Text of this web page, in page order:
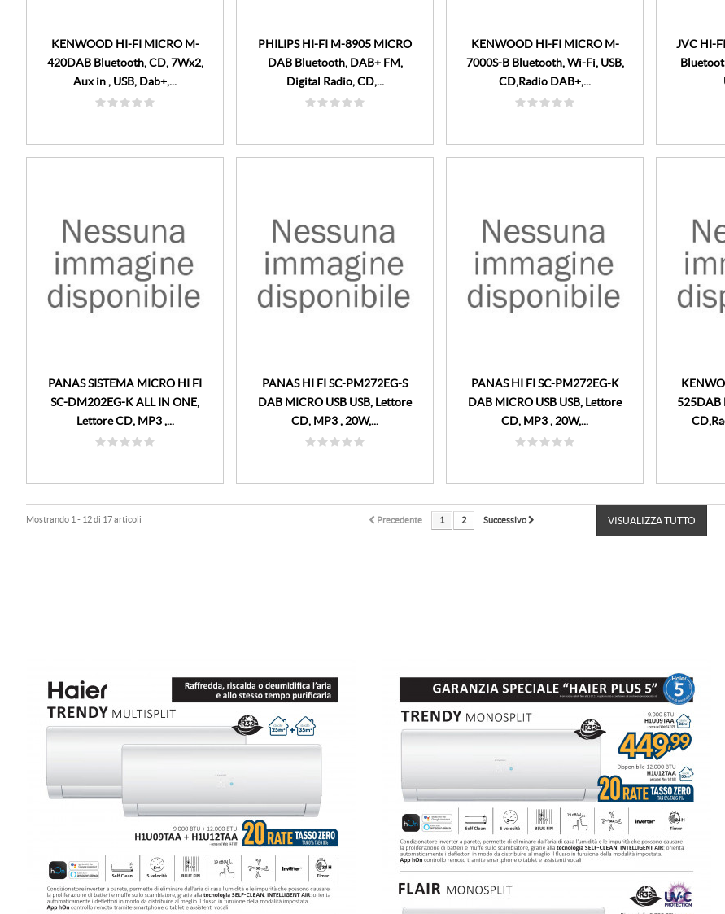
KENWOOD HI-FI MICRO M-
420DAB Bluetooth, CD, 7Wx2,
Aux in , USB, Dab+,...
PHILIPS HI-FI M-8905 MICRO
DAB Bluetooth, DAB+ FM,
Digital Radio, CD,...
KENWOOD HI-FI MICRO M-
7000S-B Bluetooth, Wi-Fi, USB,
CD,Radio DAB+,...
JVC HI-
PANAS SISTEMA MICRO HI FI
SC-DM202EG-K ALL IN ONE,
Lettore CD, MP3 ,...
PANAS HI FI SC-PM272EG-S
DAB MICRO USB USB, Lettore
CD, MP3 , 20W,...
PANAS HI FI SC-PM272EG-K
DAB MICRO USB USB, Lettore
CD, MP3 , 20W,...
525DAB
VISUALIZZA TUTTO
Precedente 1 2 Successivo
Mostrando 1 - 12 di 17 articoli